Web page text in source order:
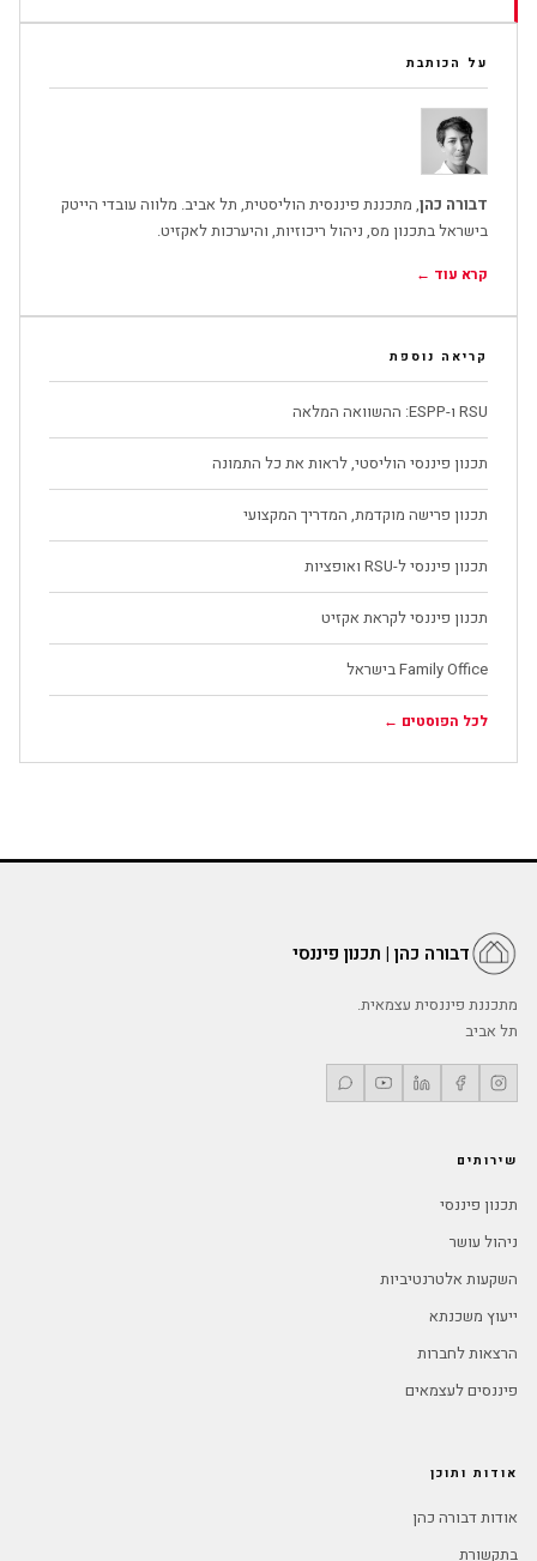
על הכותבת
דבורה כהן, מתכננת פיננסית הוליסטית, תל אביב. מלווה עובדי הייטק
בישראל בתכנון מס, ניהול ריכוזיות, והיערכות לאקזיט.
קרא עוד ←
קריאה נוספת
RSU ו-ESPP: ההשוואה המלאה
תכנון פיננסי הוליסטי, לראות את כל התמונה
תכנון פרישה מוקדמת, המדריך המקצועי
תכנון פיננסי ל-RSU ואופציות
תכנון פיננסי לקראת אקזיט
Family Office בישראל
לכל הפוסטים ←
דבורה כהן | תכנון פיננסי
מתכננת פיננסית עצמאית.
תל אביב
שירותים
תכנון פיננסי
ניהול עושר
השקעות אלטרנטיביות
ייעוץ משכנתא
הרצאות לחברות
פיננסים לעצמאים
אודות ותוכן
אודות דבורה כהן
בתקשורת